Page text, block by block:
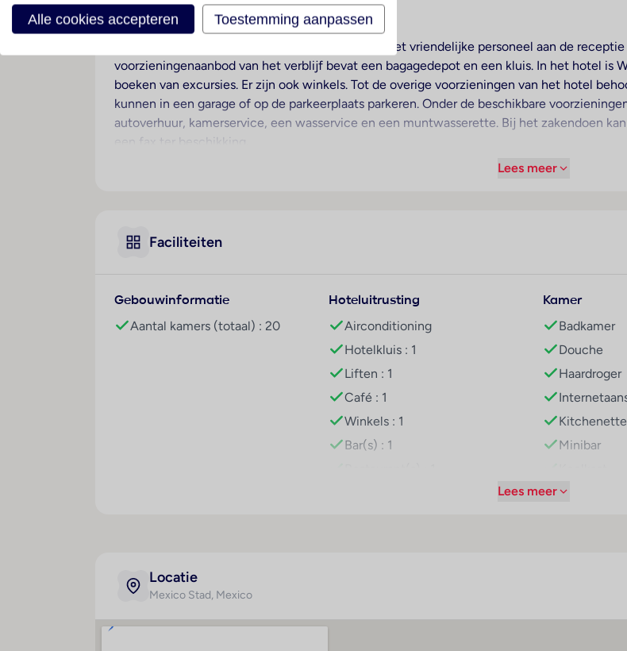
Hotelfaciliteiten
Het hotel met een lift beschikt over 20 kamers. Het vriendelijke personeel aan de
voorzieningenaanbod van het verblijf bevat een bagagedepot en een kluis. In het hotel is
boeken van excursies. Er zijn ook winkels. Tot de overige voorzieningen van het hotel
kunnen in een garage of op de parkeerplaats parkeren. Onder de beschikbare
autoverhuur, kamerservice, een wasservice en een muntwasserette. Bij het zakendoen
een fax ter beschikking.
thee-/koffiezetapparaat. Ook beschikbaar zijn een strijkset en een broekenpers. Voor
Sport/entertainment
De vakantiegangers kunnen op het terras van het mooie weer genieten. De Whirlpool in
Verschillende ontspanningsmogelijkheden zoals een fitnessstudio, gymnastiek, een spa,
nodige afwisseling. Copyright GIATA 2004 - 2026. Multilingual, powered by
Er is een grote keuze uit gastronomische voorzieningen zoals bv. een restaurant, een
Lees meer
Faciliteiten
Gebouwinformatie
Aantal kamers (totaal) : 20
Hoteluitrusting
Airconditioning
Hotelkluis : 1
Liften : 1
Café : 1
Winkels : 1
Bar(s) : 1
Kamer
Badkamer
Douche
Haardroger
Kitchenette
Minibar
Lees meer
Locatie
Mexico Stad, Mexico
Alle cookies accepteren Toestemming aanpassen